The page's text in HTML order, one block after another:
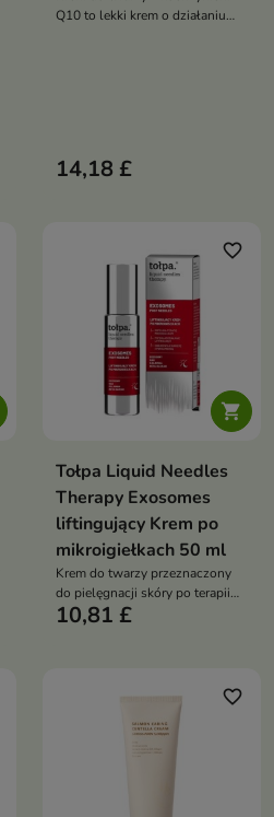
Q10 to lekki krem o działaniu
naturalne procesy odnowy
14,18 £

favorite_border
Tołpa Liquid Needles
Therapy Exosomes
liftingujący Krem po
mikroigiełkach 50 ml
Krem do twarzy przeznaczony
do pielęgnacji skóry po terapii
mikroigiełkami, który koi
10,81 £
favorite_border